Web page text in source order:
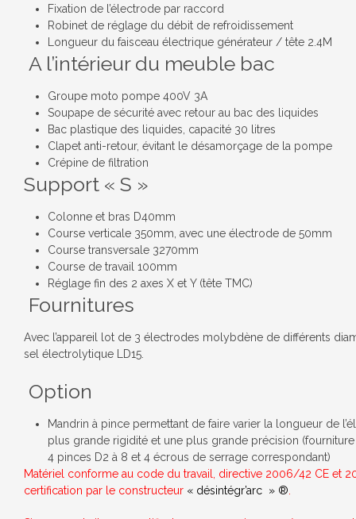
Fixation de l’électrode par raccord
Robinet de réglage du débit de refroidissement
Longueur du faisceau électrique générateur / tête 2.4M
A l’intérieur du meuble bac
Groupe moto pompe 400V 3A
Soupape de sécurité avec retour au bac des liquides
Bac plastique des liquides, capacité 30 litres
Clapet anti-retour, évitant le désamorçage de la pompe
Crépine de filtration
Support « S »
Colonne et bras D40mm
Course verticale 350mm, avec une électrode de 50mm
Course transversale 3270mm
Course de travail 100mm
Réglage fin des 2 axes X et Y (tête TMC)
Fournitures
Avec l’appareil lot de 3 électrodes molybdène de différents
sel électrolytique LD15.
Option
Mandrin à pince permettant de faire varier la longueur de
plus grande rigidité et une plus grande précision
4 pinces D2 à 8 et 4 écrous de serrage correspondant)
Matériel conforme au code du travail, directive 2006/42 CE et
certification par le constructeur « désintégr’arc » ®.